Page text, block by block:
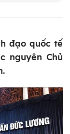
đạo quốc tế
nguyên Chủ